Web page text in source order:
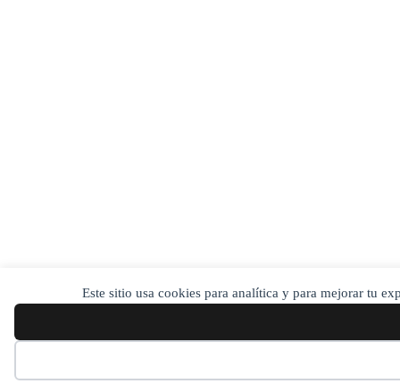
Este sitio usa cookies para analítica y para mejorar tu